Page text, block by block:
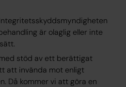
är olaglig eller inte
stöd av ett berättigat
att invända mot enligt
Då kommer vi att göra en